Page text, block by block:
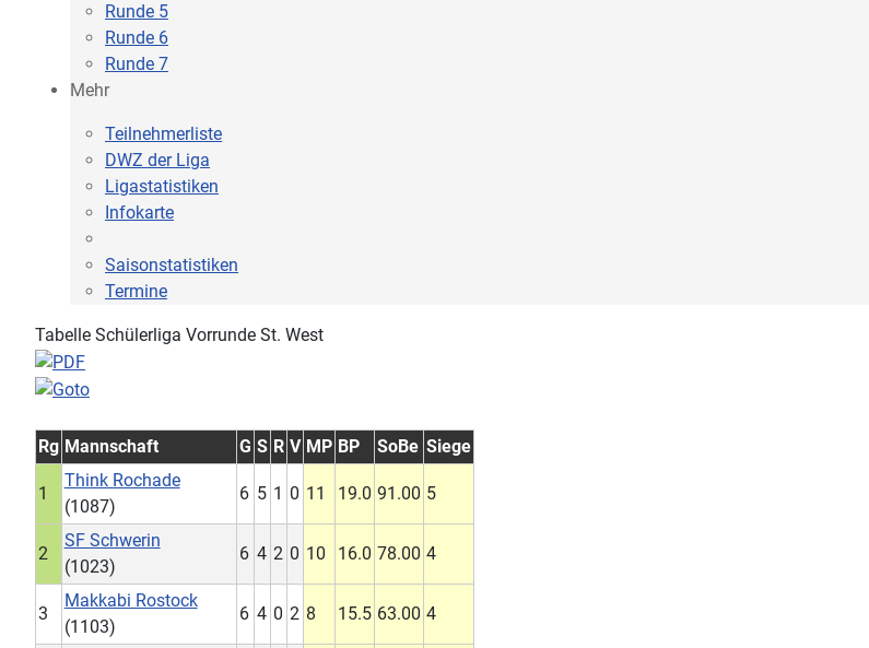
Runde 5
Runde 6
Runde 7
Mehr
Teilnehmerliste
DWZ der Liga
Ligastatistiken
Infokarte
Saisonstatistiken
Termine
Tabelle Schülerliga Vorrunde St. West
Rg Mannschaft G S R V MP BP SoBe Siege
1
Think Rochade
(1087)
6 5 1 0 11 19.0 91.00 5
2
SF Schwerin
(1023)
6 4 2 0 10 16.0 78.00 4
3
Makkabi Rostock
(1103)
6 4 0 2 8 15.5 63.00 4